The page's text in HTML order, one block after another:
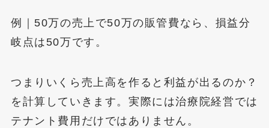
例｜50万の売上で50万の販管費なら、損益分
岐点は50万です。
つまりいくら売上高を作ると利益が出るのか？
を計算していきます。実際には治療院経営では
テナント費用だけではありません。